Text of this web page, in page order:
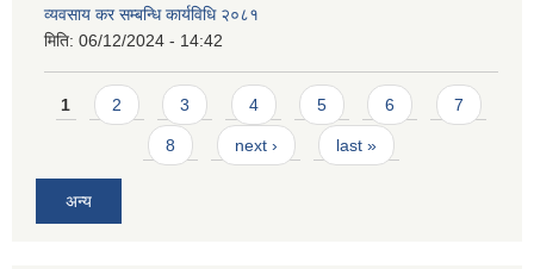
व्यवसाय कर सम्बन्धि कार्यविधि २०८१
मिति: 06/12/2024 - 14:42
Pages
1 2 3 4 5 6 7
8 next › last »
अन्य